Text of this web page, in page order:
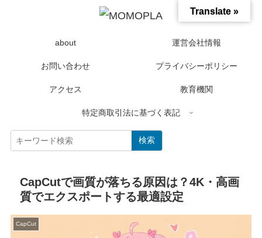
about 運営会社情報
お問い合わせ プライバシーポリシー
アクセス 教育機関
特定商取引法に基づく表記
検索
CapCutで画質が落ちる原因は？4K・高画
質でエクスポートする最適設定
CapCut
Translate »